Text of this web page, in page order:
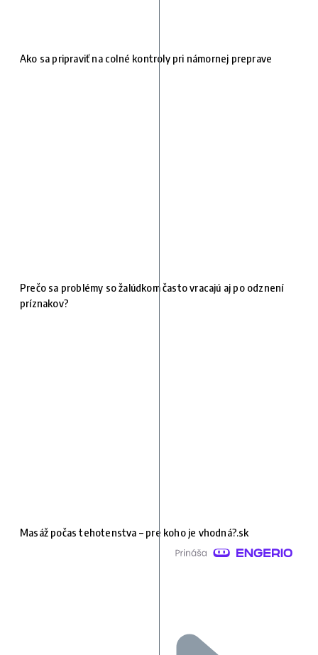
Ako sa pripraviť na colné kontroly pri námornej preprave
Prečo sa problémy so žalúdkom často vracajú aj po odznení
príznakov?
Masáž počas tehotenstva – pre koho je vhodná?.sk